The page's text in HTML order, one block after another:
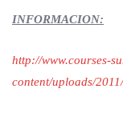
INFORMACION:
http://www.courses-
content/uploads/